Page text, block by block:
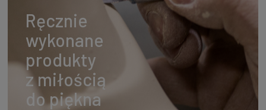
Ręcznie
wykonane
produkty
z miłością
do piękna